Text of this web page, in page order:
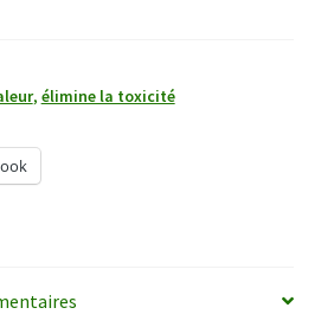
, élimine la toxicité